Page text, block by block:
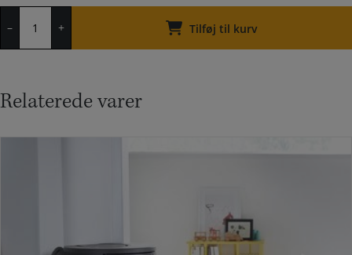
–
130
+ Tilføj til kurv
Relaterede varer